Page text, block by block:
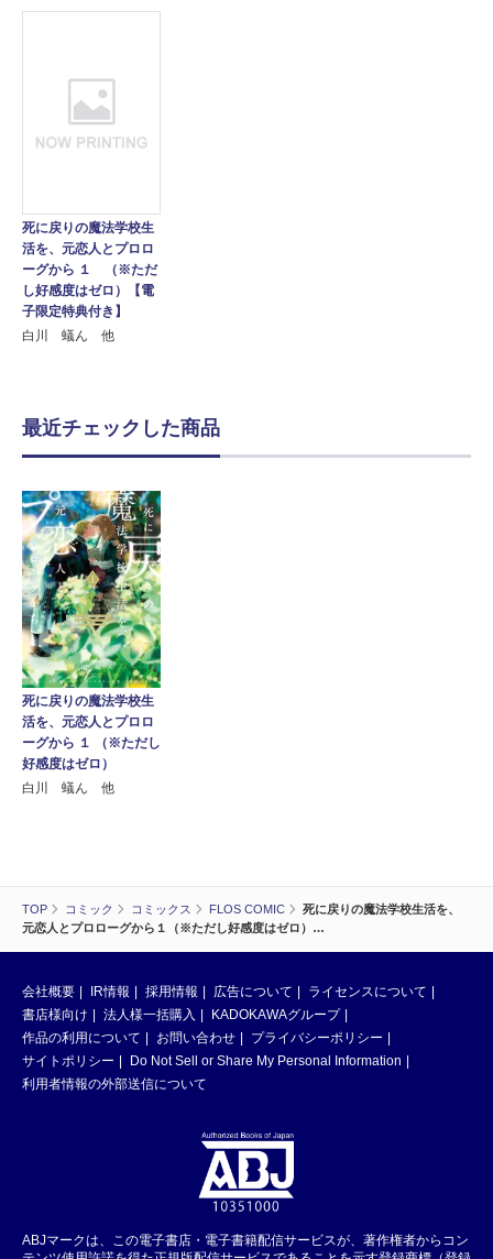
TOP コミック コミックス FLOS COMIC
死に戻りの魔法学校生活を、
元恋人とプロローグから１（※ただし好感度はゼロ）…
死に戻りの魔法学校生
活を、元恋人とプロロ
ーグから １ （※ただ
し好感度はゼロ）【電
子限定特典付き】
白川 蟻ん 他
最近チェックした商品
死に戻りの魔法学校生
活を、元恋人とプロロ
ーグから １ （※ただし
好感度はゼロ）
白川 蟻ん 他
会社概要 IR情報 採用情報 広告について
ライセンスについて
書店様向け
法人様一括購入
KADOKAWAグループ
作品の利用について
お問い合わせ
プライバシーポリシー
サイトポリシー
Do Not Sell or Share My Personal Information
利用者情報の外部送信について
ABJマークは、この電子書店・電子書籍配信サービスが、著作権者からコン